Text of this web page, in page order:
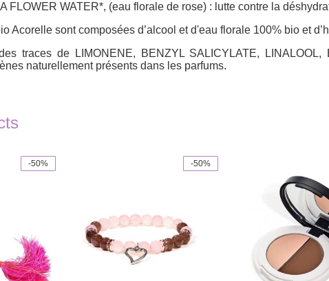
FLOWER WATER*, (eau florale de rose) : lutte contre la
Acorelle sont composées d’alcool et d'eau florale 100% bio et
traces de LIMONENE, BENZYL SALICYLATE,
naturellement présents dans les parfums.
-50% -50%
chosen